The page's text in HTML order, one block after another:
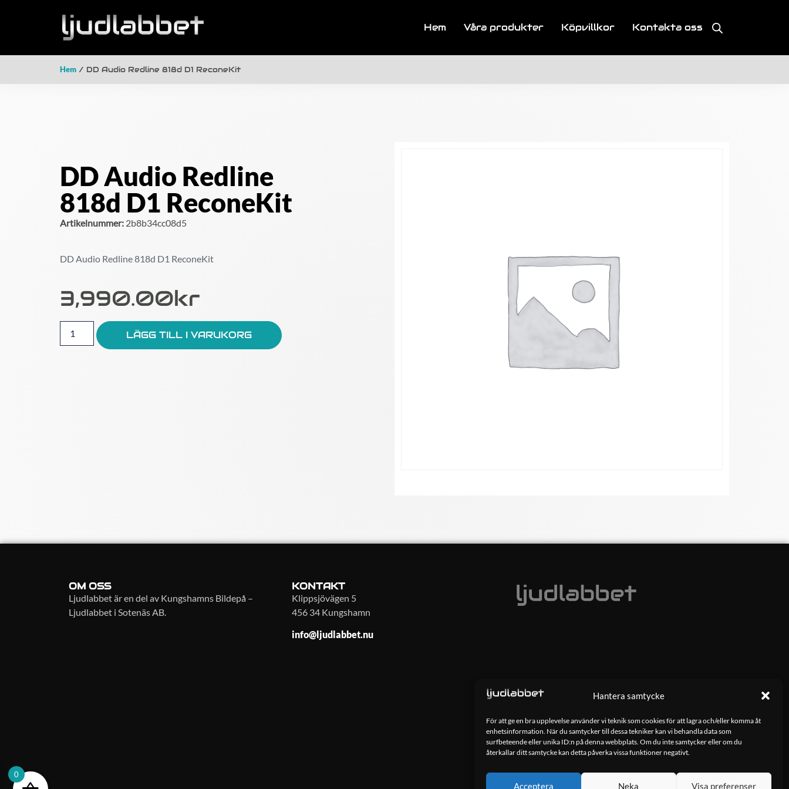
Hantera samtycke
För att ge en bra upplevelse använder vi teknik som cookies för att lagra och/eller komma åt
enhetsinformation. När du samtycker till dessa tekniker kan vi behandla data som
surfbeteende eller unika ID:n på denna webbplats. Om du inte samtycker eller om du
återkallar ditt samtycke kan detta påverka vissa funktioner negativt.
Acceptera Neka Visa preferenser
Hem Våra produkter Köpvillkor Kontakta oss
Hem / DD Audio Redline 818d D1 ReconeKit
DD Audio Redline
818d D1 ReconeKit
Artikelnummer: 2b8b34cc08d5
DD Audio Redline 818d D1 ReconeKit
3,990.00Kr
LÄGG TILL I VARUKORG
OM OSS
Ljudlabbet är en del av Kungshamns Bildepå –
Ljudlabbet i Sotenäs AB.
KONTAKT
Klippsjövägen 5
456 34 Kungshamn
info@ljudlabbet.nu
0